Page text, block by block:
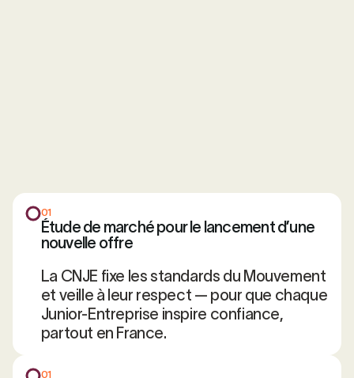
01
Étude de marché pour le lancement d’une
nouvelle offre
La CNJE fixe les standards du Mouvement
et veille à leur respect — pour que chaque
Junior-Entreprise inspire confiance,
partout en France.
01